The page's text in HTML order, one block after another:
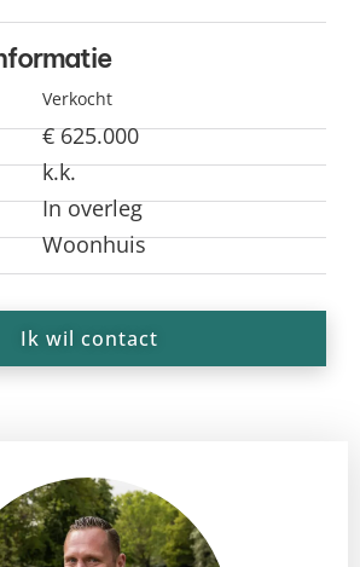
Verkocht
€ 625.000
k.k.
In overleg
Woonhuis
Ik wil contact